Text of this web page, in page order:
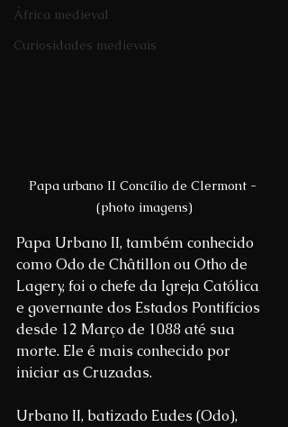
África medieval
Curiosidades medievais
Papa urbano II Concílio de Clermont -
(photo imagens)
Papa Urbano II, também conhecido
como Odo de Châtillon ou Otho de
Lagery, foi o chefe da Igreja Católica
e governante dos Estados Pontifícios
desde 12 Março de 1088 até sua
morte. Ele é mais conhecido por
iniciar as Cruzadas.
Urbano II, batizado Eudes (Odo),